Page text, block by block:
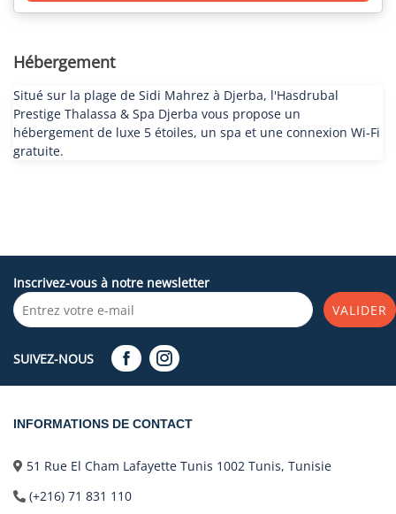
Hébergement
Situé sur la plage de Sidi Mahrez à Djerba, l'Hasdrubal
Prestige Thalassa & Spa Djerba vous propose un
hébergement de luxe 5 étoiles, un spa et une connexion Wi-Fi
gratuite.
Inscrivez-vous à notre newsletter
VALIDER
SUIVEZ-NOUS
INFORMATIONS DE CONTACT
51 Rue El Cham Lafayette Tunis 1002 Tunis, Tunisie
(+216) 71 831 110